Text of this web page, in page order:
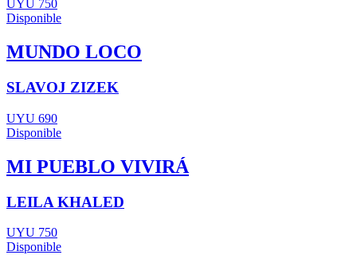
UYU 750
Disponible
MUNDO LOCO
SLAVOJ ZIZEK
UYU 690
Disponible
MI PUEBLO VIVIRÁ
LEILA KHALED
UYU 750
Disponible